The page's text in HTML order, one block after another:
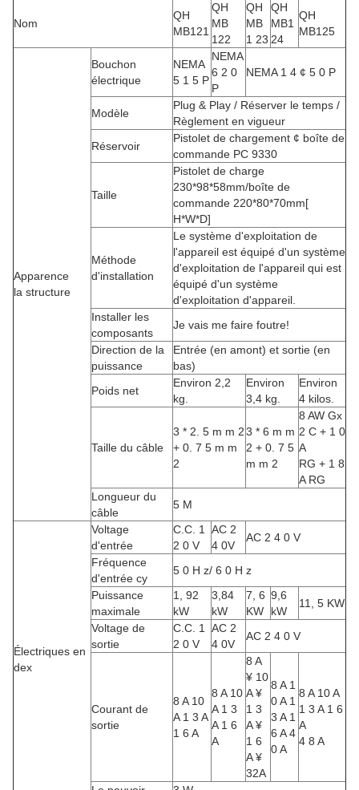
Nom
QH
MB121
QH
MB
122
QH
MB
1 23
QH
MB1
24
QH
MB125
Apparence
la structure
Bouchon
électrique
NEMA
5 1 5 P
NEMA
6 2 0
P
NEMA 1 4 ¢ 5 0 P
Modèle
Plug & Play / Réserver le temps /
Règlement en vigueur
Réservoir
Pistolet de chargement ¢ boîte de
commande PC 9330
Taille
Pistolet de charge
230*98*58mm/boîte de
commande 220*80*70mm[
H*W*D]
Méthode
d'installation
Le système d'exploitation de
l'appareil est équipé d'un système
d'exploitation de l'appareil qui est
équipé d'un système
d'exploitation d'appareil.
Installer les
composants
Je vais me faire foutre!
Direction de la
puissance
Entrée (en amont) et sortie (en
bas)
Poids net
Environ 2,2
kg.
Environ
3,4 kg.
Environ
4 kilos.
Taille du câble
3 * 2. 5 m m 2
+ 0. 7 5 m m
2
3 * 6 m m
2 + 0. 7 5
m m 2
8 AW Gx
2 C + 1 0
A
RG + 1 8
A RG
Longueur du
câble
5 M
Électriques en
dex
Voltage
d'entrée
C.C. 1
2 0 V
AC 2
4 0V
AC 2 4 0 V
Fréquence
d'entrée cy
5 0 H z/ 6 0 H z
Puissance
maximale
1, 92
kW
3,84
kW
7, 6
KW
9,6
kW
11, 5 KW
Voltage de
sortie
C.C. 1
2 0 V
AC 2
4 0V
AC 2 4 0 V
Courant de
sortie
8 A 10
A 1 3 A
1 6 A
8 A 10
A 1 3
A 1 6
A
8 A
¥ 10
A ¥
1 3
A ¥
1 6
A ¥
32A
8 A 1
0 A 1
3 A 1
6 A 4
0 A
8 A 10 A
1 3 A 1 6
A
4 8 A